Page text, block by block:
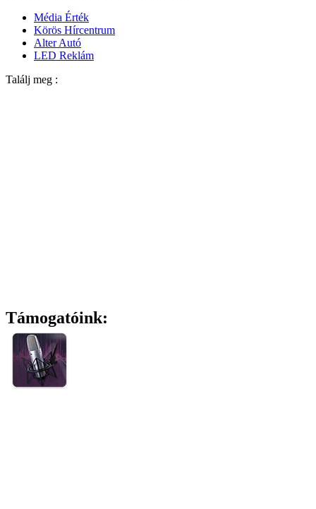
Média Érték
Körös Hírcentrum
Alter Autó
LED Reklám
Találj meg :
Támogatóink: